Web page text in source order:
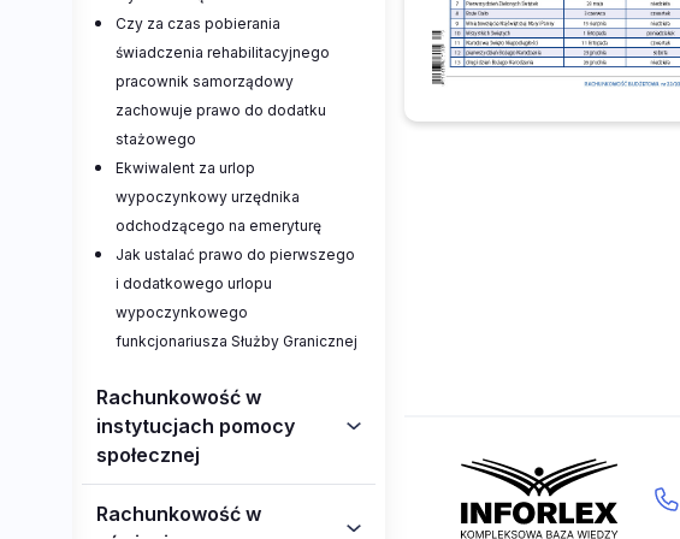
Czy za czas pobierania
świadczenia rehabilitacyjnego
pracownik samorządowy
zachowuje prawo do dodatku
stażowego
Ekwiwalent za urlop
wypoczynkowy urzędnika
odchodzącego na emeryturę
Jak ustalać prawo do pierwszego
i dodatkowego urlopu
wypoczynkowego
funkcjonariusza Służby Granicznej
Rachunkowość w
instytucjach pomocy
społecznej
Rachunkowość w